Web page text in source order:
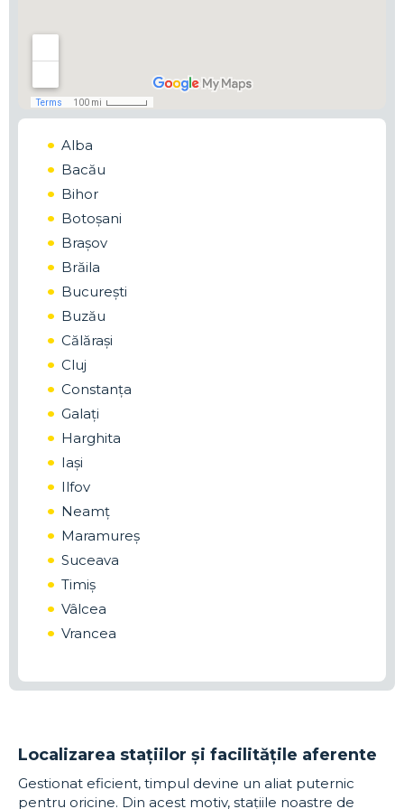
Alba
Bacău
Bihor
Botoșani
Brașov
Brăila
București
Buzău
Călărași
Cluj
Constanța
Galați
Harghita
Iași
Ilfov
Neamț
Maramureș
Suceava
Timiș
Vâlcea
Vrancea
Localizarea stațiilor și facilitățile aferente
Gestionat eficient, timpul devine un aliat puternic
pentru oricine. Din acest motiv, stațiile noastre de